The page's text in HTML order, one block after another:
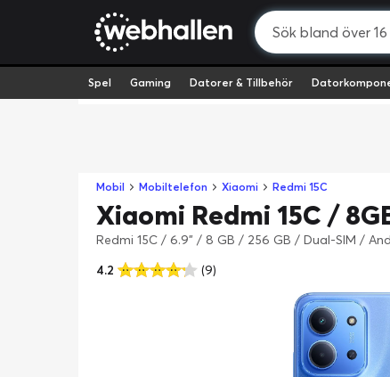
Spel Gaming Datorer & Tillbehör
Mobil Mobiltelefon Xiaomi Redmi 15C
Xiaomi Redmi 15C /
Redmi 15C / 6.9" / 8 GB / 256 GB / Dual-SIM /
4.2
(9)